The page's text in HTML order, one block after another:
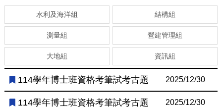
水利及海洋組 結構組
測量組 營建管理組
大地組 資訊組
114學年博士班資格考筆試考古題 2025/12/30
114學年博士班資格考筆試考古題 2025/12/30